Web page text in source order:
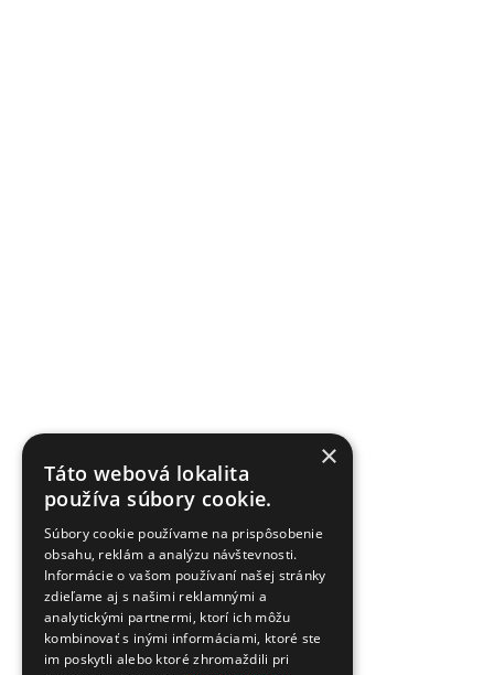
×
Táto webová lokalita
používa súbory cookie.
Súbory cookie používame na prispôsobenie
obsahu, reklám a analýzu návštevnosti.
Informácie o vašom používaní našej stránky
zdieľame aj s našimi reklamnými a
analytickými partnermi, ktorí ich môžu
kombinovať s inými informáciami, ktoré ste
im poskytli alebo ktoré zhromaždili pri